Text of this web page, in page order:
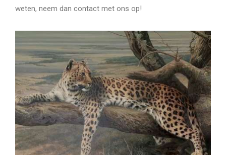
weten, neem dan contact met ons op!